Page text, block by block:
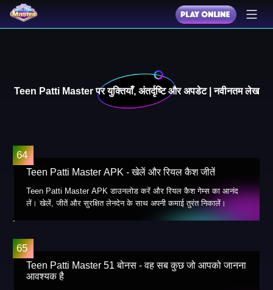
Teen Patti Master पर युक्तियाँ, अंतर्दृष्टि और अपडेट | नवीनतम लेख
Teen Patti Master APK - खेलें और रियल कैश जीतें
Teen Patti Master APK डाउनलोड करें और रियल कैश गेम्स का आनंद
लें। खेलें, जीतें और सुरक्षित लेनदेन के साथ अपनी कमाई तुरंत निकालें।
Teen Patti Master 51 बोनस - वह सब कुछ जो आपको जानना
आवश्यक है